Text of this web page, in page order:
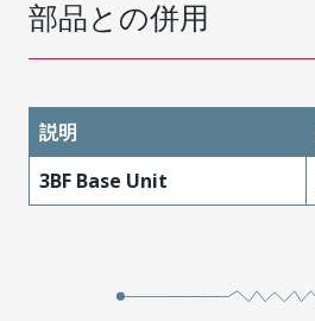
部品との併用
説明
3BF Base Unit